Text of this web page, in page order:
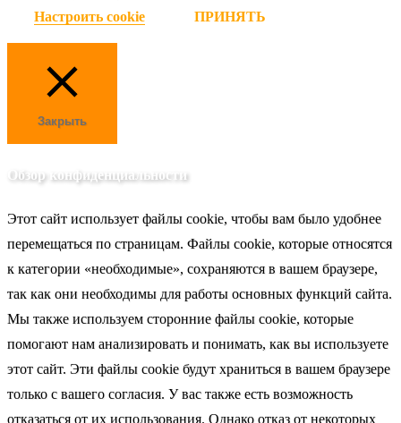
Настроить cookie
ПРИНЯТЬ
Закрыть
Обзор конфиденциальности
Этот сайт использует файлы cookie, чтобы вам было удобнее
перемещаться по страницам. Файлы cookie, которые относятся
к категории «необходимые», сохраняются в вашем браузере,
так как они необходимы для работы основных функций сайта.
Мы также используем сторонние файлы cookie, которые
помогают нам анализировать и понимать, как вы используете
этот сайт. Эти файлы cookie будут храниться в вашем браузере
только с вашего согласия. У вас также есть возможность
отказаться от их использования. Однако отказ от некоторых